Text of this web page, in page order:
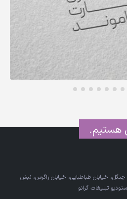
هستیم.
جنگل، خیابان طباطبایی، خیابان زاگرس، نبش